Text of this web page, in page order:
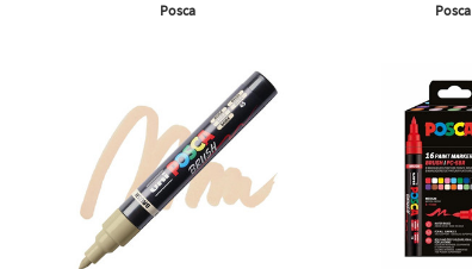
Posca Posca